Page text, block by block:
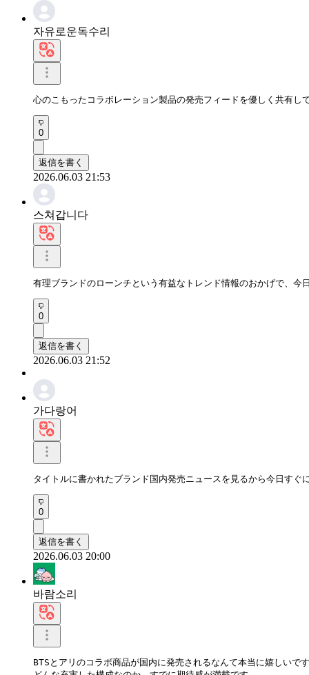
자유로운독수리
心のこもったコラボレーション製品の発売フィードを優しく共有
0
返信を書く
2026.06.03 21:53
스쳐갑니다
有理ブランドのローンチという有益なトレンド情報のおかげで、
0
返信を書く
2026.06.03 21:52
가다랑어
タイトルに書かれたブランド国内発売ニュースを見るから今日す
0
返信を書く
2026.06.03 20:00
바람소리
BTSとアリのコラボ商品が国内に発売されるなんて本当に嬉しいで